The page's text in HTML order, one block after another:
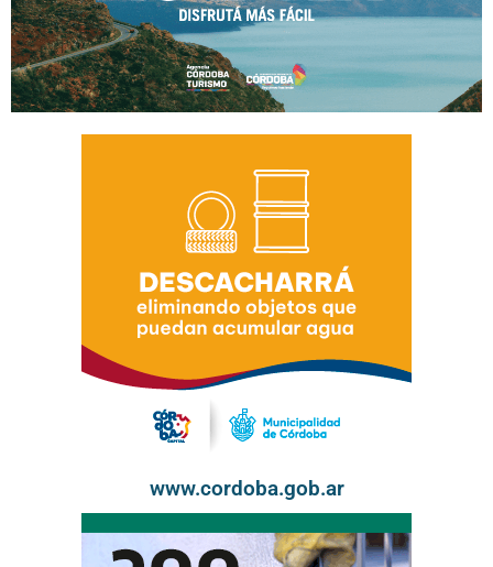
www.cordoba.gob.ar